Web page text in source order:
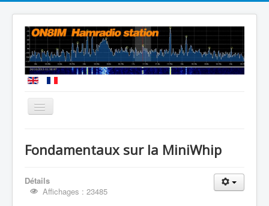
Antenne PA0RDT : les fondamentaux
Fondamentaux sur la MiniWhip
Détails
Affichages : 23485